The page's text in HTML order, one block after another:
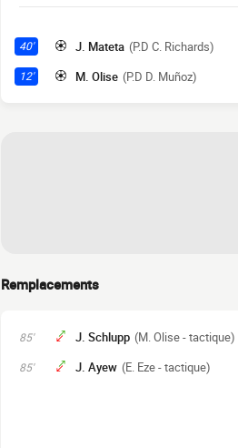
40' J. Mateta (P.D C. Richards)
12' M. Olise (P.D D. Muñoz)
Remplacements
85' J. Schlupp (M. Olise - tactique)
85' J. Ayew (E. Eze - tactique)